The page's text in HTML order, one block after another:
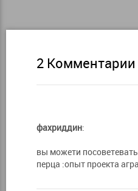
2 Комментарии
фахриддин:
вы можети
перца :опыт проекта